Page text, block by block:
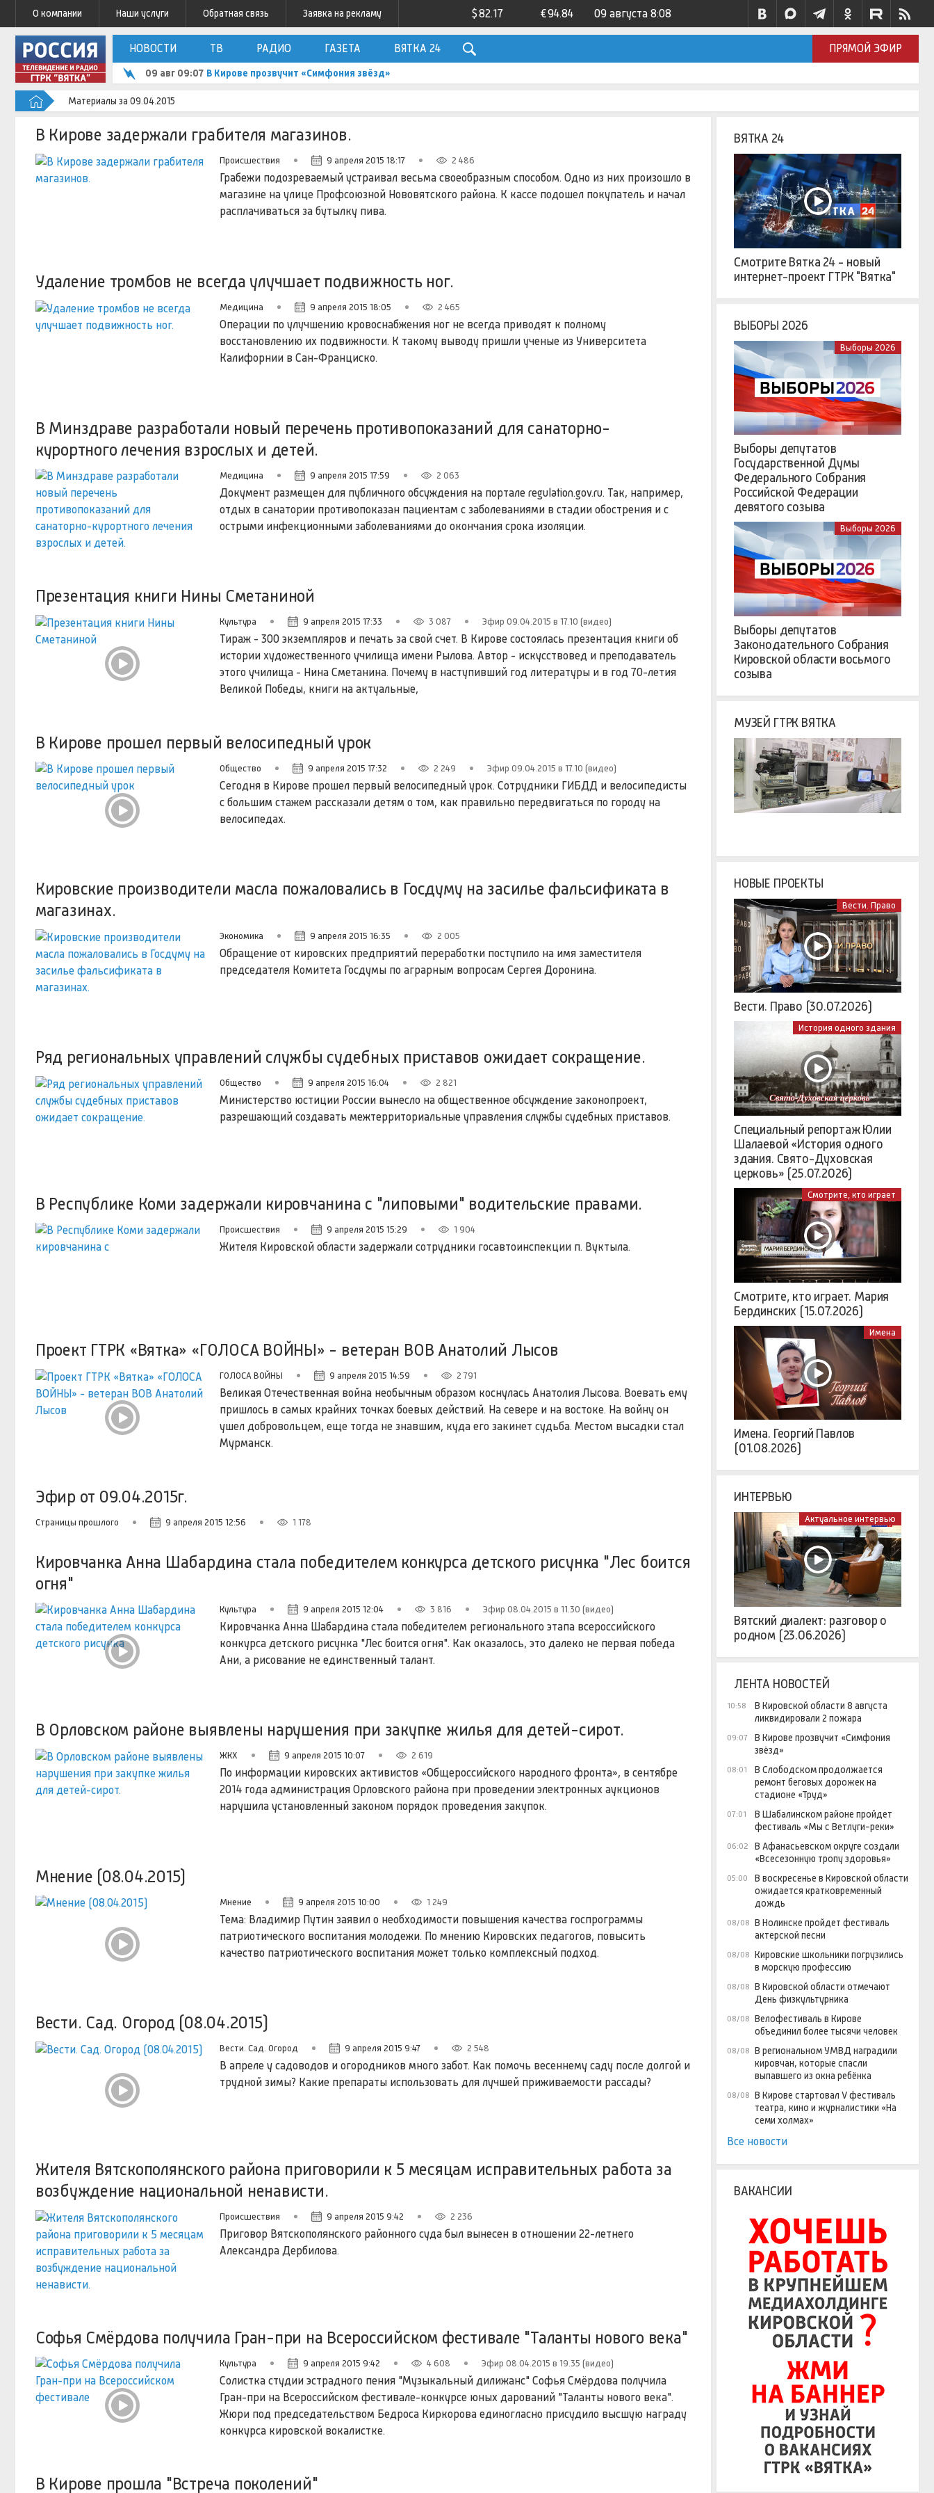
О компании Наши услуги Обратная связь Заявка на рекламу $82.17 €94.84 09 августа 8:08
НОВОСТИ ТВ РАДИО ГАЗЕТА ВЯТКА 24 ПРЯМОЙ ЭФИР
09 авг 09:07 В Кирове прозвучит «Симфония звёзд»
Материалы за 09.04.2015
В Кирове задержали грабителя магазинов.
Происшествия 9 апреля 2015 18:17 2 486
Грабежи подозреваемый устраивал весьма своеобразным способом. Одно из них произошло в
магазине на улице Профсоюзной Нововятского района. К кассе подошел покупатель и начал
расплачиваться за бутылку пива.
Удаление тромбов не всегда улучшает подвижность ног.
Медицина 9 апреля 2015 18:05 2 465
Операции по улучшению кровоснабжения ног не всегда приводят к полному
восстановлению их подвижности. К такому выводу пришли ученые из Университета
Калифорнии в Сан-Франциско.
В Минздраве разработали новый перечень противопоказаний для санаторно-
курортного лечения взрослых и детей.
Медицина 9 апреля 2015 17:59 2 063
Документ размещен для публичного обсуждения на портале regulation.gov.ru. Так, например,
отдых в санатории противопоказан пациентам с заболеваниями в стадии обострения и с
острыми инфекционными заболеваниями до окончания срока изоляции.
Презентация книги Нины Сметаниной
Культура 9 апреля 2015 17:33 3 087 Эфир 09.04.2015 в 17.10 (видео)
Тираж - 300 экземпляров и печать за свой счет. В Кирове состоялась презентация книги об
истории художественного училища имени Рылова. Автор - искусствовед и преподаватель
этого училища - Нина Сметанина. Почему в наступивший год литературы и в год 70-летия
Великой Победы, книги на актуальные,
В Кирове прошел первый велосипедный урок
Общество 9 апреля 2015 17:32 2 249 Эфир 09.04.2015 в 17.10 (видео)
Сегодня в Кирове прошел первый велосипедный урок. Сотрудники ГИБДД и велосипедисты
с большим стажем рассказали детям о том, как правильно передвигаться по городу на
велосипедах.
Кировские производители масла пожаловались в Госдуму на засилье фальсификата в
магазинах.
Экономика 9 апреля 2015 16:35 2 005
Обращение от кировских предприятий переработки поступило на имя заместителя
председателя Комитета Госдумы по аграрным вопросам Сергея Доронина.
Ряд региональных управлений службы судебных приставов ожидает сокращение.
Общество 9 апреля 2015 16:04 2 821
Министерство юстиции России вынесло на общественное обсуждение законопроект,
разрешающий создавать межтерриториальные управления службы судебных приставов.
В Республике Коми задержали кировчанина с "липовыми" водительские правами.
Происшествия 9 апреля 2015 15:29 1 904
Жителя Кировской области задержали сотрудники госавтоинспекции п. Вуктыла.
Проект ГТРК «Вятка» «ГОЛОСА ВОЙНЫ» - ветеран ВОВ Анатолий Лысов
ГОЛОСА ВОЙНЫ 9 апреля 2015 14:59 2 791
Великая Отечественная война необычным образом коснулась Анатолия Лысова. Воевать ему
пришлось в самых крайних точках боевых действий. На севере и на востоке. На войну он
ушел добровольцем, еще тогда не знавшим, куда его закинет судьба. Местом высадки стал
Мурманск.
Эфир от 09.04.2015г.
Страницы прошлого 9 апреля 2015 12:56 1 178
Кировчанка Анна Шабардина стала победителем конкурса детского рисунка "Лес боится
огня"
Культура 9 апреля 2015 12:04 3 816 Эфир 08.04.2015 в 11.30 (видео)
Кировчанка Анна Шабардина стала победителем регионального этапа всероссийского
конкурса детского рисунка "Лес боится огня". Как оказалось, это далеко не первая победа
Ани, а рисование не единственный талант.
В Орловском районе выявлены нарушения при закупке жилья для детей-сирот.
ЖКХ 9 апреля 2015 10:07 2 619
По информации кировских активистов «Общероссийского народного фронта», в сентябре
2014 года администрация Орловского района при проведении электронных аукционов
нарушила установленный законом порядок проведения закупок.
Мнение (08.04.2015)
Мнение 9 апреля 2015 10:00 1 249
Тема: Владимир Путин заявил о необходимости повышения качества госпрограммы
патриотического воспитания молодежи. По мнению Кировских педагогов, повысить
качество патриотического воспитания может только комплексный подход.
Вести. Сад. Огород (08.04.2015)
Вести. Сад. Огород 9 апреля 2015 9:47 2 548
В апреле у садоводов и огородников много забот. Как помочь весеннему саду после долгой и
трудной зимы? Какие препараты использовать для лучшей приживаемости рассады?
Жителя Вятскополянского района приговорили к 5 месяцам исправительных работа за
возбуждение национальной ненависти.
Происшествия 9 апреля 2015 9:42 2 236
Приговор Вятскополянского районного суда был вынесен в отношении 22-летнего
Александра Дербилова.
Софья Смёрдова получила Гран-при на Всероссийском фестивале "Таланты нового века"
Культура 9 апреля 2015 9:42 4 608 Эфир 08.04.2015 в 19.35 (видео)
Солистка студии эстрадного пения "Музыкальный дилижанс" Софья Смёрдова получила
Гран-при на Всероссийском фестивале-конкурсе юных дарований "Таланты нового века".
Жюри под председательством Бедроса Киркорова единогласно присудило высшую награду
конкурса кировской вокалистке.
В Кирове прошла "Встреча поколений"
ВЯТКА 24
Смотрите Вятка 24 - новый
интернет-проект ГТРК "Вятка"
ВЫБОРЫ 2026
Выборы 2026
Выборы депутатов
Государственной Думы
Федерального Собрания
Российской Федерации
девятого созыва
Выборы 2026
Выборы депутатов
Законодательного Собрания
Кировской области восьмого
созыва
МУЗЕЙ ГТРК ВЯТКА
НОВЫЕ ПРОЕКТЫ
Вести. Право
Вести. Право (30.07.2026)
История одного здания
Специальный репортаж Юлии
Шалаевой «История одного
здания. Свято-Духовская
церковь» (25.07.2026)
Смотрите, кто играет
Смотрите, кто играет. Мария
Бердинских (15.07.2026)
Имена
Имена. Георгий Павлов
(01.08.2026)
ИНТЕРВЬЮ
Актуальное интервью
Вятский диалект: разговор о
родном (23.06.2026)
ЛЕНТА НОВОСТЕЙ
10:58
В Кировской области 8 августа
ликвидировали 2 пожара
09:07
В Кирове прозвучит «Симфония
звёзд»
08:01
В Слободском продолжается
ремонт беговых дорожек на
стадионе «Труд»
07:01
В Шабалинском районе пройдет
фестиваль «Мы с Ветлуги-реки»
06:02
В Афанасьевском округе создали
«Всесезонную тропу здоровья»
05:00
В воскресенье в Кировской области
ожидается кратковременный
дождь
08/08 В Нолинске пройдет фестиваль
актерской песни
08/08 Кировские школьники погрузились
в морскую профессию
08/08 В Кировской области отмечают
День физкультурника
08/08 Велофестиваль в Кирове
объединил более тысячи человек
08/08 В региональном УМВД наградили
кировчан, которые спасли
выпавшего из окна ребёнка
08/08 В Кирове стартовал V фестиваль
театра, кино и журналистики «На
семи холмах»
Все новости
ВАКАНСИИ